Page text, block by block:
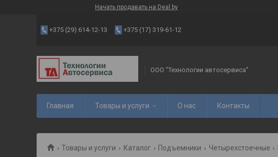
Начать продавать на Deal.by
+375 (29) 614-12-13 +375 (17) 319-61-12
ООО "Технологии автосервиса"
Главная Товары и услуги О нас Контакты
Товары и услуги Каталог Подъемники Четырехстоечные